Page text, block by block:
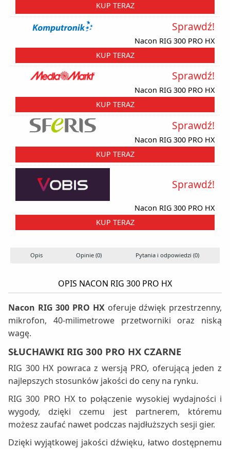
KUP TERAZ
Nacon RIG 300 PRO HX
Sprawdź!
KUP TERAZ
Nacon RIG 300 PRO HX
Sprawdź!
KUP TERAZ
Nacon RIG 300 PRO HX
Sprawdź!
KUP TERAZ
Nacon RIG 300 PRO HX
Sprawdź!
KUP TERAZ
Opis Opinie (0) Pytania i odpowiedzi (0)
OPIS NACON RIG 300 PRO HX
Nacon RIG 300 PRO HXoferuje dźwięk przestrzenny,
mikrofon, 40-milimetrowe przetworniki oraz niską
wagę.
SŁUCHAWKI RIG 300 PRO HX CZARNE
RIG 300 HX powraca z wersją PRO, oferującą jeden z
najlepszych stosunków jakości do ceny na rynku.
RIG 300 PRO HX to połączenie wysokiej wydajności i
wygody, dzięki czemu jest partnerem, któremu
możesz zaufać nawet podczas najdłuższych sesji gier.
Dzięki wyjątkowej jakości dźwięku, łatwo dostępnemu